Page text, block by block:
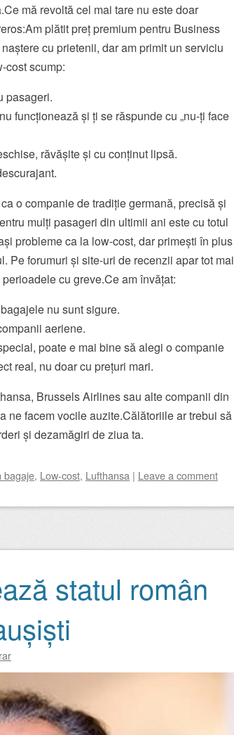
mă revoltă cel mai tare nu este doar
plătit preț premium pentru Business
cu prietenii, dar am primit un serviciu
cost scump:
pasageri.
funcționează și ți se răspunde cu „nu-ți face
răvășite și cu conținut lipsă.
o companie de tradiție germană, precisă și
mulți pasageri din ultimii ani este cu totul
probleme ca la low-cost, dar primești în plus
Pe forumuri și site-uri de recenzii apar tot mai
cu greve.Ce am învățat:
nu sunt sigure.
aeriene.
poate e mai bine să alegi o companie
real, nu doar cu prețuri mari.
Brussels Airlines sau alte companii din
ne facem vocile auzite.Călătoriile ar trebui să
și dezamăgiri de ziua ta.
bagaje, Low-cost, Lufthansa | Leave a comment
statul român